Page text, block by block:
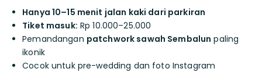
Hanya 10–15 menit jalan kaki dari parkiran
Tiket masuk: Rp 10.000–25.000
Pemandangan patchwork sawah Sembalun paling
ikonik
Cocok untuk pre-wedding dan foto Instagram